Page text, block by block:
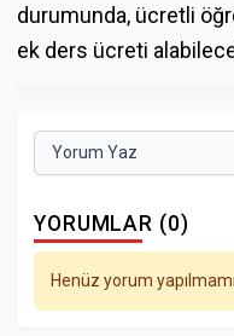
durumunda, ücretli
ek ders ücreti
Yorum Yaz
YORUMLAR (0)
Henüz yorum